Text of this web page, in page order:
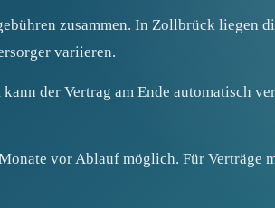
zusammen. In Zollbrück liegen
variieren.
der Vertrag am Ende automatisch
vor Ablauf möglich. Für Verträge